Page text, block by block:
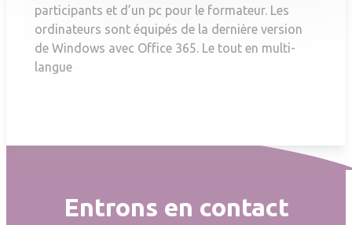
participants et d’un pc pour le formateur. Les
ordinateurs sont équipés de la dernière version
de Windows avec Office 365. Le tout en multi-
langue
Entrons en contact